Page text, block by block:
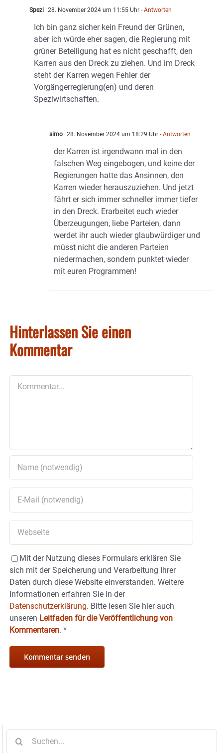
Spezi 28. November 2024 um 11:55 Uhr - Antworten
Ich bin ganz sicher kein Freund der Grünen,
aber ich würde eher sagen, die Regierung mit
grüner Beteiligung hat es nicht geschafft, den
Karren aus den Dreck zu ziehen. Und im Dreck
steht der Karren wegen Fehler der
Vorgängerregierung(en) und deren
Spezlwirtschaften.
simo 28. November 2024 um 18:29 Uhr - Antworten
der Karren ist irgendwann mal in den
falschen Weg eingebogen, und keine der
Regierungen hatte das Ansinnen, den
Karren wieder herauszuziehen. Und jetzt
fährt er sich immer schneller immer tiefer
in den Dreck. Erarbeitet euch wieder
Überzeugungen, liebe Parteien, dann
werdet ihr auch wieder glaubwürdiger und
müsst nicht die anderen Parteien
niedermachen, sondern punktet wieder
mit euren Programmen!
Hinterlassen Sie einen
Kommentar
Mit der Nutzung dieses Formulars erklären Sie
sich mit der Speicherung und Verarbeitung Ihrer
Daten durch diese Website einverstanden. Weitere
Informationen erfahren Sie in der
Datenschutzerklärung. Bitte lesen Sie hier auch
unseren Leitfaden für die Veröffentlichung von
Kommentaren. *
nach: